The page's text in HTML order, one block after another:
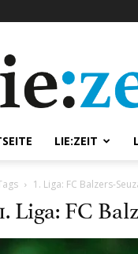
LIE:ZEIT
1. Liga: FC Balzers-
Liga: FC